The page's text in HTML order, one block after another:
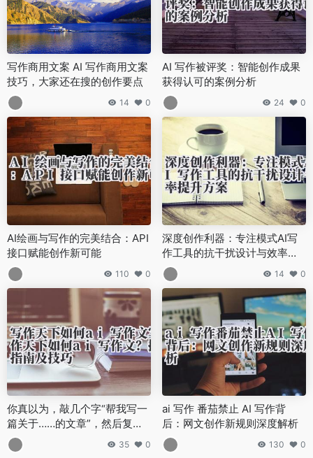
写作商用文案 AI 写作商用文案
技巧，大家还在搜的创作要点
14 0
AI 写作被评奖：智能创作成果
获得认可的案例分析
24 0
AI绘画与写作的完美结合：API
接口赋能创作新可能
110 0
深度创作利器：专注模式AI写
作工具的抗干扰设计与效率提
升方案
14 0
你真以为，敲几个字“帮我写一
篇关于……的文章”，然后复制
粘贴，这事儿就成了？
35 0
ai 写作 番茄禁止 AI 写作背
后：网文创作新规则深度解析
130 0